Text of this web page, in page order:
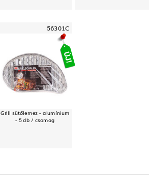
56301C
Grill sütőlemez - alumínium
- 5 db / csomag